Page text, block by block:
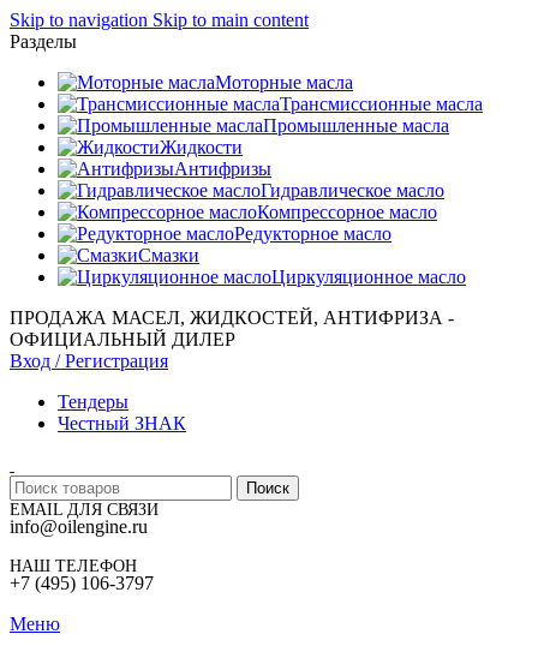
Skip to navigation Skip to main content
Разделы
Моторные масла
Трансмиссионные масла
Промышленные масла
Жидкости
Антифризы
Гидравлическое масло
Компрессорное масло
Редукторное масло
Смазки
Циркуляционное масло
ПРОДАЖА МАСЕЛ, ЖИДКОСТЕЙ, АНТИФРИЗА -
ОФИЦИАЛЬНЫЙ ДИЛЕР
Вход / Регистрация
Тендеры
Честный ЗНАК
Поиск
EMAIL ДЛЯ СВЯЗИ
info@oilengine.ru
НАШ ТЕЛЕФОН
+7 (495) 106-3797
Меню